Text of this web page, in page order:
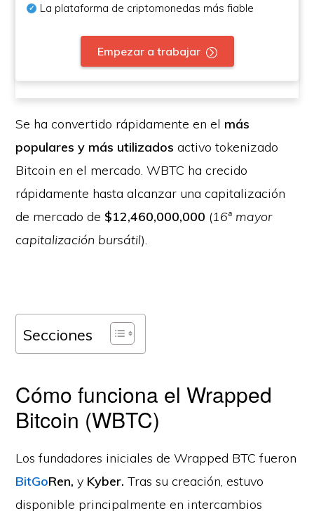
La plataforma de criptomonedas más fiable
Empezar a trabajar
Se ha convertido rápidamente en el más
populares y más utilizados activo tokenizado
Bitcoin en el mercado. WBTC ha crecido
rápidamente hasta alcanzar una capitalización
de mercado de $12,460,000,000 (16ª mayor
capitalización bursátil).
Secciones
Cómo funciona el Wrapped
Bitcoin (WBTC)
Los fundadores iniciales de Wrapped BTC fueron
BitGoRen, y Kyber.Tras su creación, estuvo
disponible principalmente en intercambios